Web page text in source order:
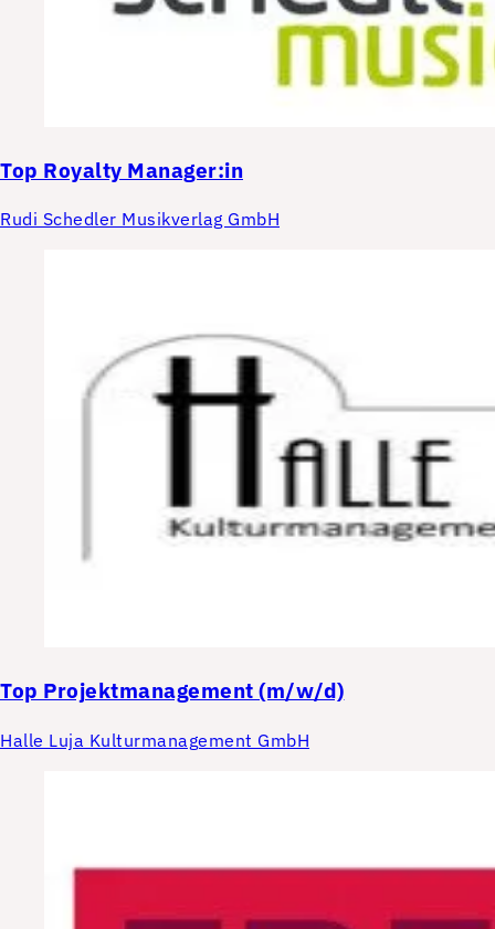
Top Royalty Manager:in
Rudi Schedler Musikverlag GmbH
Top Projektmanagement (m/w/d)
Halle Luja Kulturmanagement GmbH